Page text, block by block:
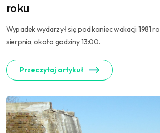
roku
Wypadek wydarzył się pod koniec wakacji 1981
sierpnia, około godziny 13:00.
Przeczytaj artykuł